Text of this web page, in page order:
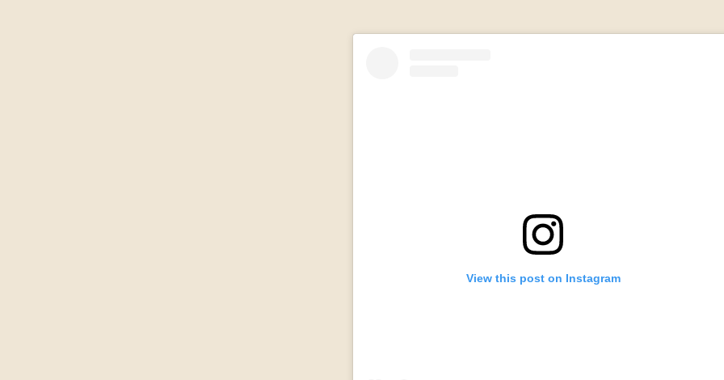
View this post on Instagram